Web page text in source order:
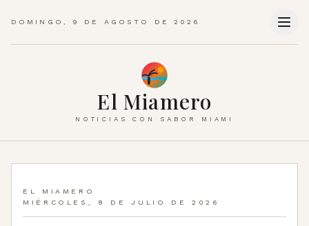
DOMINGO, 9 DE AGOSTO DE 2026
El Miamero
NOTICIAS CON SABOR MIAMI
EL MIAMERO
MIÉRCOLES, 8 DE JULIO DE 2026